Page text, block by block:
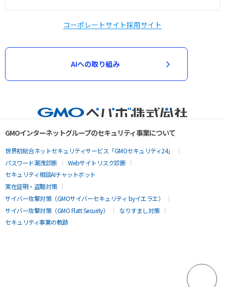
コーポレートサイト採用サイト
AIへの取り組み
GMOインターネットグループのセキュリティ事業について
世界初総合ネットセキュリティサービス「GMOセキュリティ24」
パスワード漏洩診断
Webサイトリスク診断
セキュリティ相談AIチャットボット
実在証明・盗聴対策
サイバー攻撃対策（GMOサイバーセキュリティ byイエラエ）
サイバー攻撃対策（GMO Flatt Security）
なりすまし対策
セキュリティ事業の軌跡